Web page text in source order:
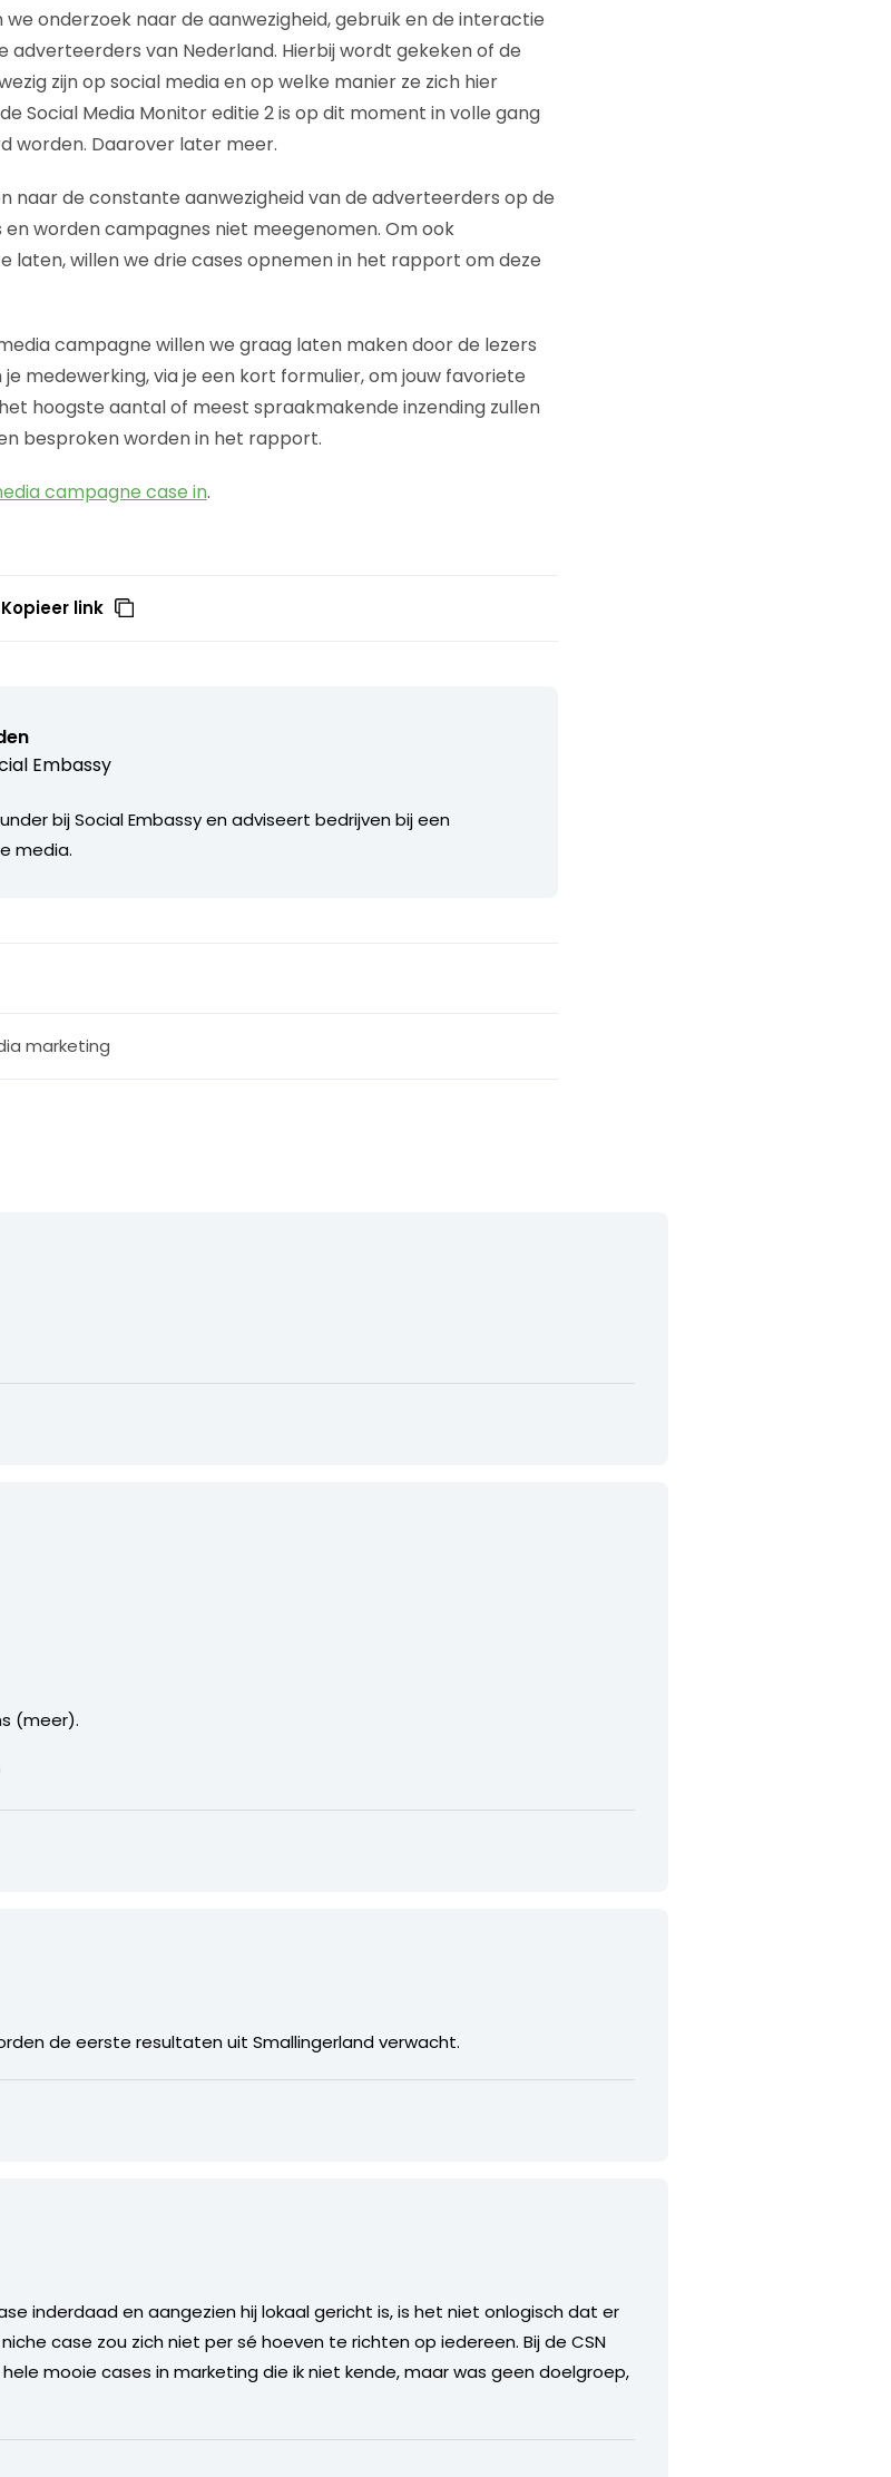
we onderzoek naar de aanwezigheid, gebruik en de interactie
adverteerders van Nederland. Hierbij wordt gekeken of de
zijn op social media en op welke manier ze zich hier
Social Media Monitor editie 2 is op dit moment in volle gang
worden. Daarover later meer.
naar de constante aanwezigheid van de adverteerders op de
worden campagnes niet meegenomen. Om ook
laten, willen we drie cases opnemen in het rapport om deze
campagne willen we graag laten maken door de lezers
medewerking, via je een kort formulier, om jouw favoriete
hoogste aantal of meest spraakmakende inzending zullen
besproken worden in het rapport.
campagne case in.
Kopieer link
Embassy
bij Social Embassy en adviseert bedrijven bij een
media.
marketing
(meer).
de eerste resultaten uit Smallingerland verwacht.
inderdaad en aangezien hij lokaal gericht is, is het niet onlogisch dat er
case zou zich niet per sé hoeven te richten op iedereen. Bij de CSN
mooie cases in marketing die ik niet kende, maar was geen doelgroep,